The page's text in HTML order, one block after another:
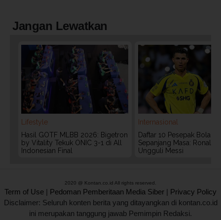
Jangan Lewatkan
Lifestyle
Hasil GOTF MLBB 2026: Bigetron
by Vitality Tekuk ONIC 3-1 di All
Indonesian Final
Internasional
Daftar 10 Pesepak Bola
Sepanjang Masa: Ronaldo
Ungguli Messi
2020 @ Kontan.co.id All rights reserved.
Term of Use | Pedoman Pemberitaan Media Siber | Privacy Policy
Disclaimer: Seluruh konten berita yang ditayangkan di kontan.co.id
ini merupakan tanggung jawab Pemimpin Redaksi.